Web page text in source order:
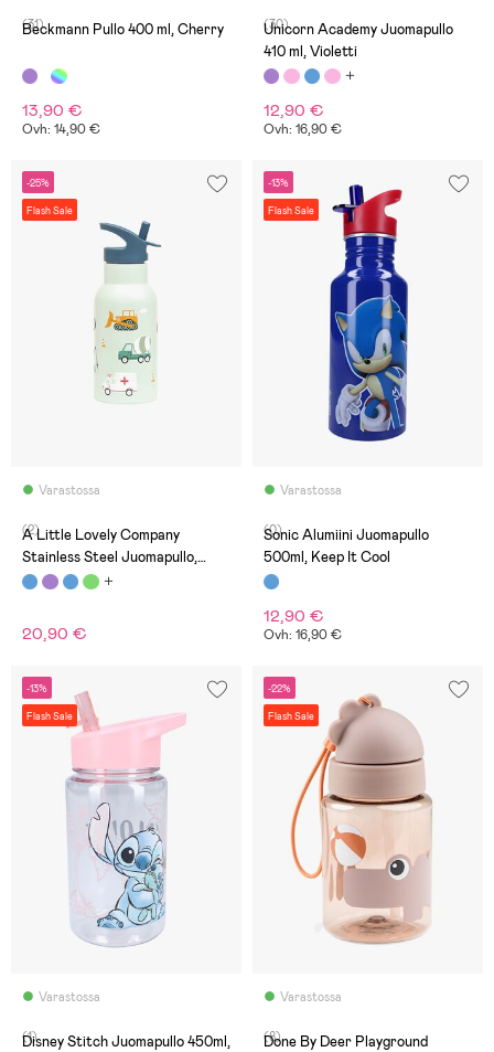
(31)
Beckmann Pullo 400 ml, Cherry
13,90 €
Ovh: 14,90 €
(30)
Unicorn Academy Juomapullo
410 ml, Violetti
12,90 €
Ovh: 16,90 €
-25%
Flash Sale
Varastossa
(2)
A Little Lovely Company
Stainless Steel Juomapullo,
Ajoneuvot
20,90 €
-13%
Flash Sale
Varastossa
(0)
Sonic Alumiini Juomapullo
500ml, Keep It Cool
12,90 €
Ovh: 16,90 €
-13%
Flash Sale
Varastossa
(1)
Disney Stitch Juomapullo 450ml,
-22%
Flash Sale
Varastossa
(8)
Done By Deer Playground